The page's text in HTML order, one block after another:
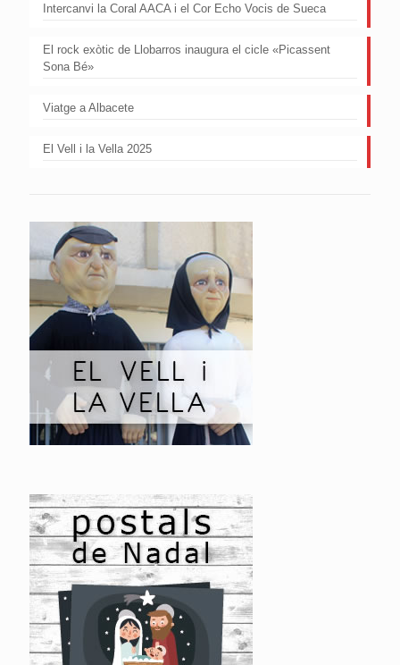
Intercanvi la Coral AACA i el Cor Echo Vocis de Sueca
El rock exòtic de Llobarros inaugura el cicle «Picassent
Sona Bé»
Viatge a Albacete
El Vell i la Vella 2025